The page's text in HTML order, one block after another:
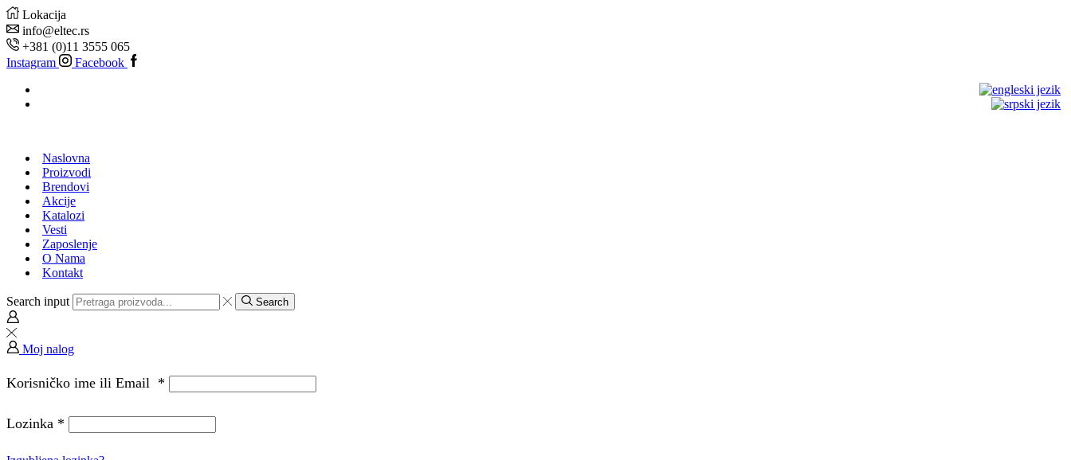
Lokacija
info@eltec.rs
+381 (0)11 3555 065
Instagram
Facebook
Naslovna
Proizvodi
Brendovi
Akcije
Katalozi
Vesti
Zaposlenje
O Nama
Kontakt
Search input Search
Moj nalog
Korisničko ime ili Email *
Lozinka *